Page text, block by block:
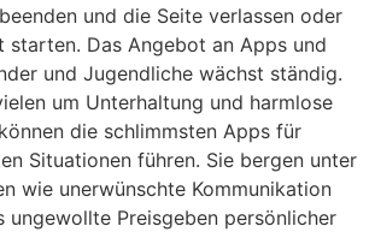
und die Seite verlassen oder
starten. Das Angebot an Apps und
und Jugendliche wächst ständig.
um Unterhaltung und harmlose
die schlimmsten Apps für
Situationen führen. Sie bergen unter
wie unerwünschte Kommunikation
ungewollte Preisgeben persönlicher